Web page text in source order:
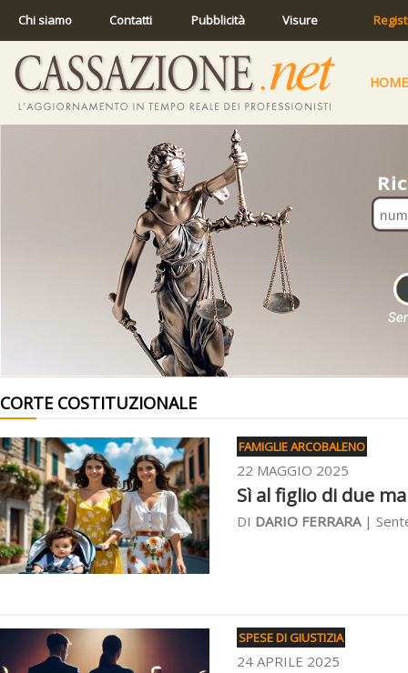
Chi siamo Contatti Pubblicità Visure
HOME
CORTE COSTITUZIONALE
FAMIGLIE ARCOBALENO
22 MAGGIO 2025
Sì al figlio di due
DI DARIO FERRARA|
SPESE DI GIUSTIZIA
24 APRILE 2025